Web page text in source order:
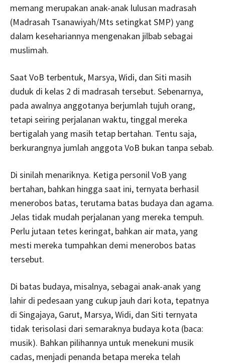
memang merupakan anak-anak lulusan madrasah
(Madrasah Tsanawiyah/Mts setingkat SMP) yang
dalam kesehariannya mengenakan jilbab sebagai
muslimah.
Saat VoB terbentuk, Marsya, Widi, dan Siti masih
duduk di kelas 2 di madrasah tersebut. Sebenarnya,
pada awalnya anggotanya berjumlah tujuh orang,
tetapi seiring perjalanan waktu, tinggal mereka
bertigalah yang masih tetap bertahan. Tentu saja,
berkurangnya jumlah anggota VoB bukan tanpa sebab.
Di sinilah menariknya. Ketiga personil VoB yang
bertahan, bahkan hingga saat ini, ternyata berhasil
menerobos batas, terutama batas budaya dan agama.
Jelas tidak mudah perjalanan yang mereka tempuh.
Perlu jutaan tetes keringat, bahkan air mata, yang
mesti mereka tumpahkan demi menerobos batas
tersebut.
Di batas budaya, misalnya, sebagai anak-anak yang
lahir di pedesaan yang cukup jauh dari kota, tepatnya
di Singajaya, Garut, Marsya, Widi, dan Siti ternyata
tidak terisolasi dari semaraknya budaya kota (baca:
musik). Bahkan pilihannya untuk menekuni musik
cadas, menjadi penanda betapa mereka telah